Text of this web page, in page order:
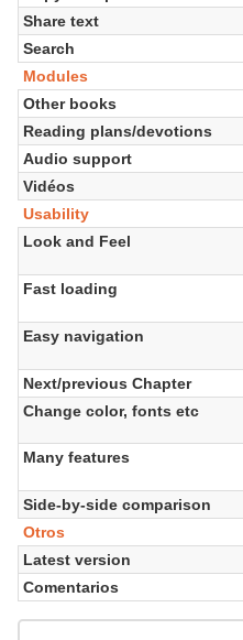
Share text
Search
Modules
Other books
Reading plans/devotions
Audio support
Vidéos
Usability
Look and Feel
Fast loading
Easy navigation
Next/previous Chapter
Change color, fonts etc
Many features
Side-by-side comparison
Otros
Latest version
Comentarios